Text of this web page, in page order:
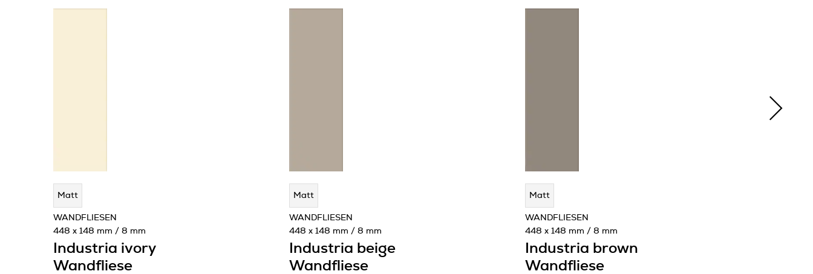
Matt
Industria ivory
Wandfliese
WANDFLIESEN
448 x 148 mm / 8 mm
Matt
Industria beige
Wandfliese
WANDFLIESEN
448 x 148 mm / 8 mm
Matt
Industria brown
Wandfliese
WANDFLIESEN
448 x 148 mm / 8 mm